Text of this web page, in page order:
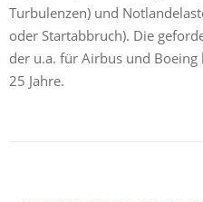
Turbulenzen) und
oder Startabbruch). Die
der u.a. für Airbus und
25 Jahre.